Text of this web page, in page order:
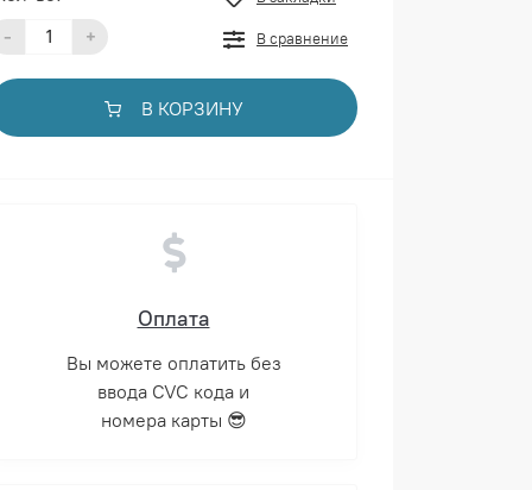
- + В сравнение
В КОРЗИНУ
Оплата
Вы можете оплатить без
ввода CVC кода и
номера карты 😎